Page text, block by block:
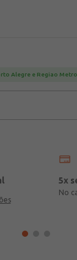
Primavera/Verão
Alegre e Regiao
5x
No